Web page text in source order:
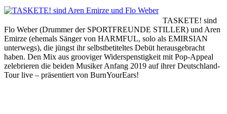
TASKETE! sind
Flo Weber (Drummer der SPORTFREUNDE STILLER) und Aren
Emirze (ehemals Sänger von HARMFUL, solo als EMIRSIAN
unterwegs), die jüngst ihr selbstbetiteltes Debüt herausgebracht
haben. Den Mix aus grooviger Widerspenstigkeit mit Pop-Appeal
zelebrieren die beiden Musiker Anfang 2019 auf ihrer Deutschland-
Tour live – präsentiert von BurnYourEars!